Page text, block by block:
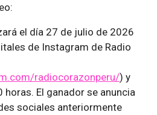
sorteo:
el día 27 de julio de 2026
de Instagram de Radio
radiocorazonperu/) y
El ganador se anuncia
sociales anteriormente